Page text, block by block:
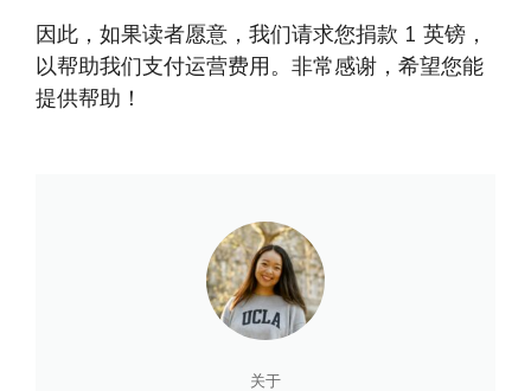
因此，如果读者愿意，我们请求您捐款 1 英镑，
以帮助我们支付运营费用。非常感谢，希望您能
提供帮助！
关于